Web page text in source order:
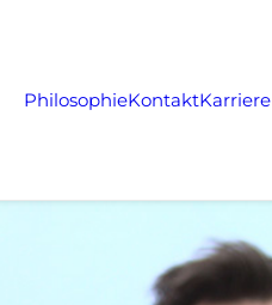
PhilosophieKontaktKarriere